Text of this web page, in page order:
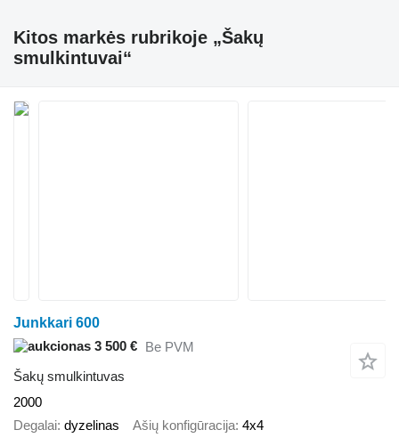
Kitos markės rubrikoje „Šakų
smulkintuvai“
Junkkari 600
3 500 € Be PVM
Šakų smulkintuvas
2000
Degalai dyzelinas Ašių konfigūracija 4x4